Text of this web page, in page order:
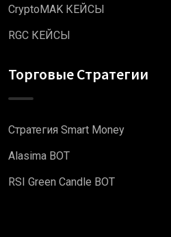
CryptoMAK КЕЙСЫ
RGC КЕЙСЫ
Торговые Стратегии
Стратегия Smart Money
Alasima BOT
RSI Green Candle BOT